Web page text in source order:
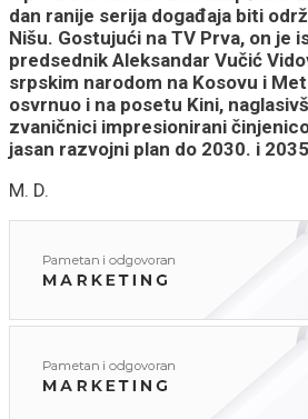
dan ranije serija događaja biti
Nišu. Gostujući na TV Prva, on je
predsednik Aleksandar Vučić
srpskim narodom na Kosovu i
osvrnuo i na posetu Kini,
zvaničnici impresionirani
jasan razvojni plan do 2030. i
M. D.